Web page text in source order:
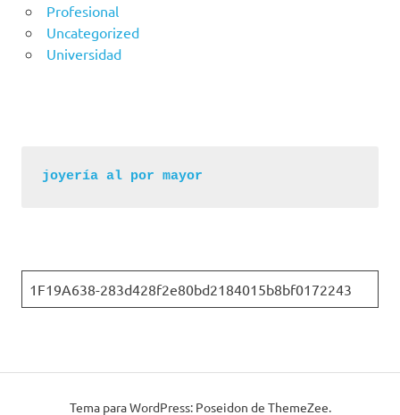
Profesional
Uncategorized
Universidad
joyería al por mayor
1F19A638-283d428f2e80bd2184015b8bf0172243
Tema para WordPress: Poseidon de ThemeZee.